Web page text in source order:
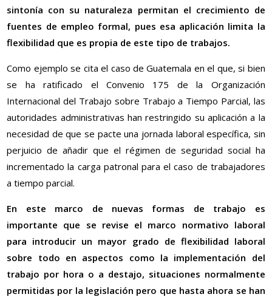
sintonía con su naturaleza permitan el crecimiento de
fuentes de empleo formal, pues esa aplicación limita la
flexibilidad que es propia de este tipo de trabajos.
Como ejemplo se cita el caso de Guatemala en el que, si bien
se ha ratificado el Convenio 175 de la Organización
Internacional del Trabajo sobre Trabajo a Tiempo Parcial, las
autoridades administrativas han restringido su aplicación a la
necesidad de que se pacte una jornada laboral específica, sin
perjuicio de añadir que el régimen de seguridad social ha
incrementado la carga patronal para el caso de trabajadores
a tiempo parcial.
En este marco de nuevas formas de trabajo es
importante que se revise el marco normativo laboral
para introducir un mayor grado de flexibilidad laboral
sobre todo en aspectos como la implementación del
trabajo por hora o a destajo, situaciones normalmente
permitidas por la legislación pero que hasta ahora se han